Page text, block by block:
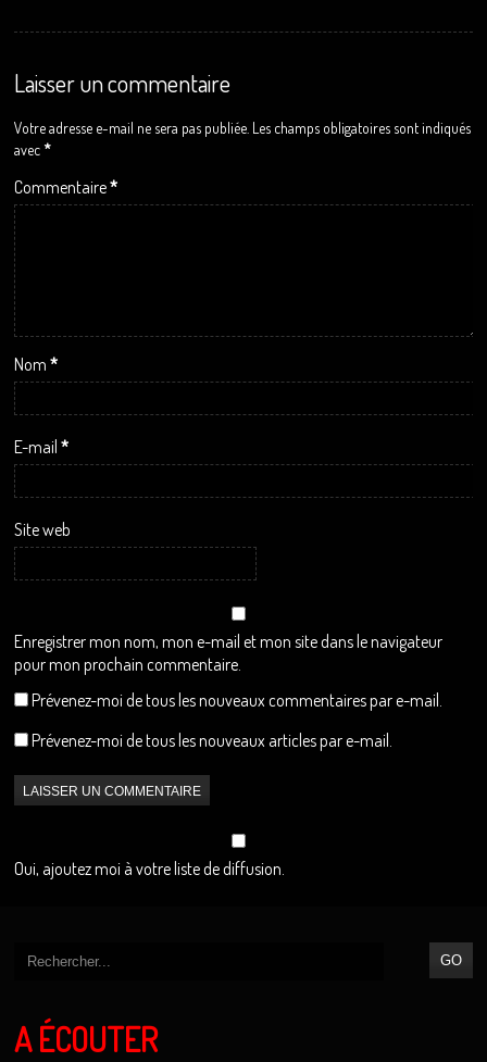
Laisser un commentaire
Votre adresse e-mail ne sera pas publiée. Les champs obligatoires sont indiqués
avec *
Commentaire*
Nom*
E-mail*
Site web
Enregistrer mon nom, mon e-mail et mon site dans le navigateur
pour mon prochain commentaire.
Prévenez-moi de tous les nouveaux commentaires par e-mail.
Prévenez-moi de tous les nouveaux articles par e-mail.
Oui, ajoutez moi à votre liste de diffusion.
A ÉCOUTER